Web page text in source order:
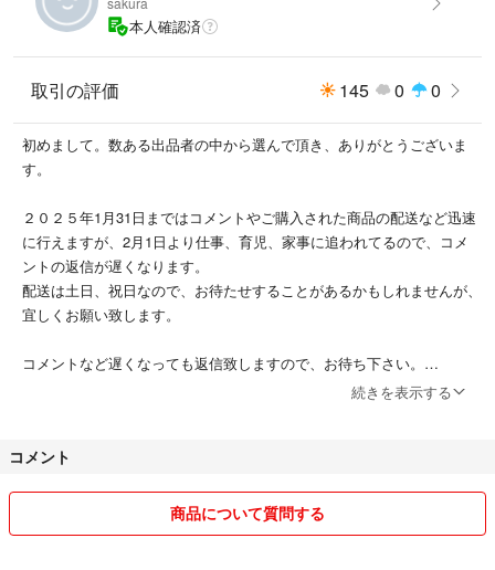
本人確認済
取引の評価 145 0 0
初めまして。数ある出品者の中から選んで頂き、ありがとうございま
す。
２０２５年1月31日まではコメントやご購入された商品の配送など迅速
に行えますが、2月1日より仕事、育児、家事に追われてるので、コメ
ントの返信が遅くなります。
配送は土日、祝日なので、お待たせすることがあるかもしれませんが、
宜しくお願い致します。
コメントなど遅くなっても返信致しますので、お待ち下さい。
りシワなどつくことがあります。ご了承下さい。
ため、ご理解ご了承下さい。
続きを表示する
コメント
商品について質問する